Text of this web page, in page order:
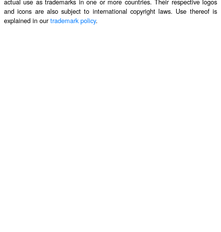
and icons are also subject to international copyright laws. Use thereof is
explained in ourtrademark policy.